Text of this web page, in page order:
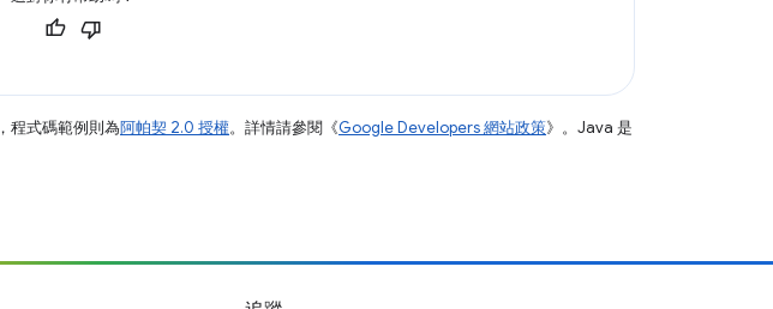
，程式碼範例則為阿帕契 2.0 授權。詳情請參閱《Google Developers 網站政策》。Java 是